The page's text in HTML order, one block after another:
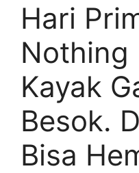
Hari
Nothing
Kayak
Besok.
Bisa